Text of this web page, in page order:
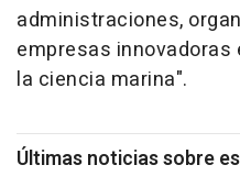
administraciones,
empresas innovadoras
la ciencia marina".
Últimas noticias sobre